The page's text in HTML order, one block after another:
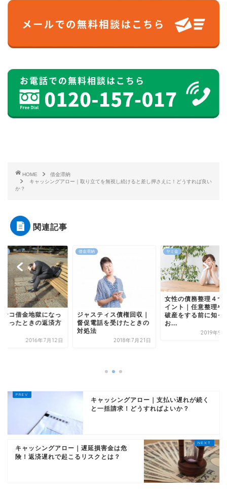
HOME
借金滞納
キャッシングアロー｜取り立てを無視し続けると差し押さえに！どうすれば良い
か？
関連記事
スティス債権回収｜
電話を受けたときの
2018年7月21日
ヤミ金
女性の債務整理４つのポ
イント｜任意整理や自己
破産をする前に知って
お...
借金滞納
パチンコ借金地獄に
てしまったときの返
キャッシングアロー｜支払い遅れが続く
と一括請求！どうすればよいか？
キャッシングアロー｜遅延損害金は危
険！返済遅れで起こるリスクとは？